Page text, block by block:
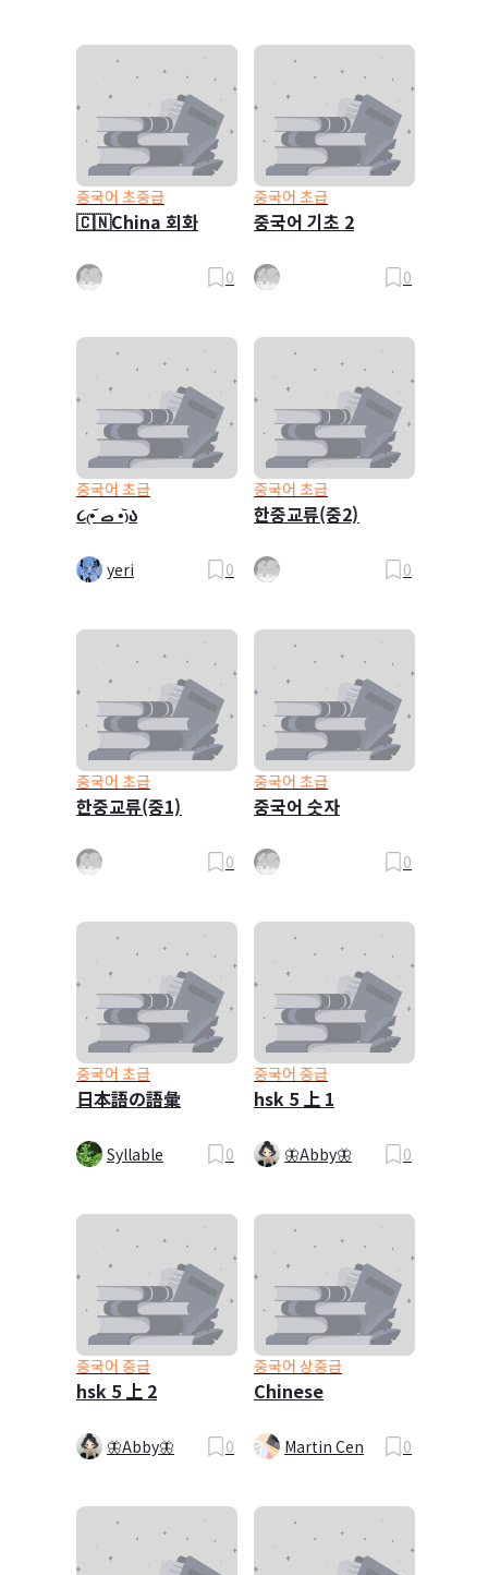
중국어 초중급
🇨🇳China 회화
0
중국어 초급
중국어 기초 2
0
중국어 초급
૮₍•᷄ ࡇ •᷅₎ა
yeri 0
중국어 초급
한중교류(중2)
0
중국어 초급
한중교류(중1)
0
중국어 초급
중국어 숫자
0
중국어 초급
日本語の語彙
Syllable 0
중국어 중급
hsk 5 上 1
🦋Abby🦋 0
중국어 중급
hsk 5 上 2
🦋Abby🦋 0
중국어 상중급
Chinese
Martin Cen 0